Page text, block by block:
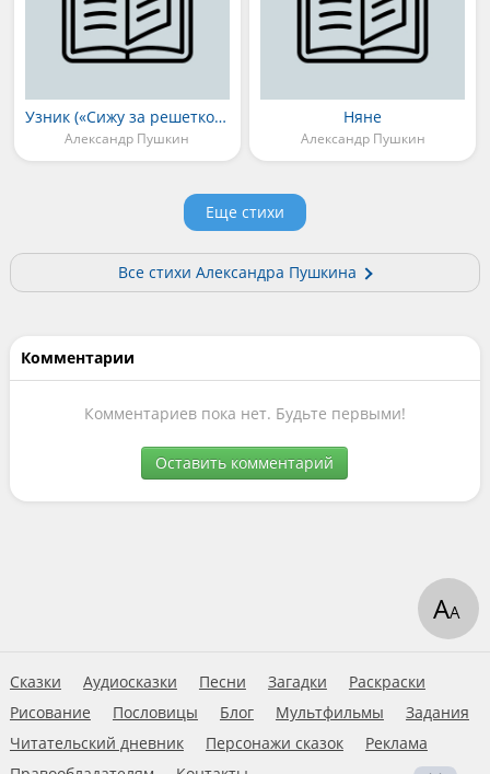
Узник («Сижу за решеткой в темнице сырой...»)
Александр Пушкин
Няне
Александр Пушкин
Еще стихи
Все стихи Александра Пушкина
Комментарии
Комментариев пока нет. Будьте первыми!
Оставить комментарий
Сказки Аудиосказки Песни Загадки
Раскраски
Рисование
Пословицы Блог Мультфильмы
Задания
Читательский дневник
Персонажи сказок
Реклама
АА